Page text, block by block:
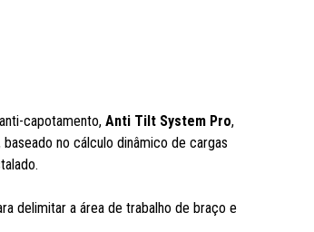
capotamento, Anti Tilt System Pro,
no cálculo dinâmico de cargas
delimitar a área de trabalho de braço e